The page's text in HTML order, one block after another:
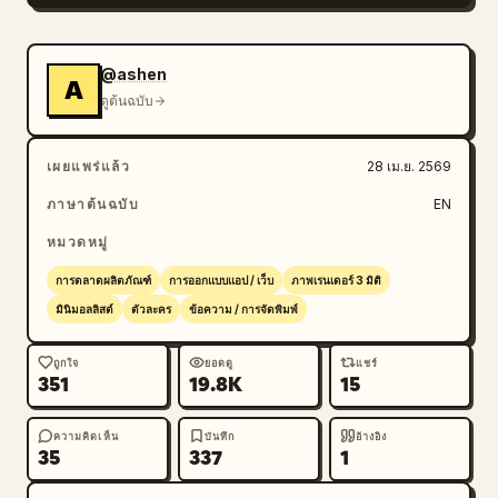
คอต","Merl"]}]},"device":{"model":"modern
island","angle":"slight rightward perspective
tilt","finish":"glossy black metal
frame","screen":{"header":
{"time":"9:41","center title":"Merl ของ
คุณ","right action":"เสร็จ
สิ้น"},"content_sections":
ซี้"]},{"title":"YEAR","count":4,"labels":
["นักเรียน","วัยทำงาน","ครีเอเตอร์","แค่สนใจ"]},
{"title":"AGE","count":5,"labels":["ต่ำกว่า
{"title":"INTERESTS","count":5,"labels":["เรซู
เม่และจดหมายสมัครงาน","รูปภาพ","สร้าง
รูปภาพ","วิดีโอ","การเขียน"]},{"title":"HOW MERL
WORKS FOR YOU","count":5,"labels":["หน่วยความ
จำ","สไตล์พรอมต์","ปรับให้เข้ากับคุณ","โมเดลเริ่ม
A
@ashen
ดูต้นฉบับ
เผยแพร่แล้ว 28 เม.ย. 2569
ภาษาต้นฉบับ EN
หมวดหมู่
การตลาดผลิตภัณฑ์ การออกแบบแอป / เว็บ ภาพเรนเดอร์ 3 มิติ
มินิมอลลิสต์ ตัวละคร ข้อความ / การจัดพิมพ์
ถูกใจ
351
ยอดดู
19.8K
แชร์
15
ความคิดเห็น
35
บันทึก
337
อ้างอิง
1